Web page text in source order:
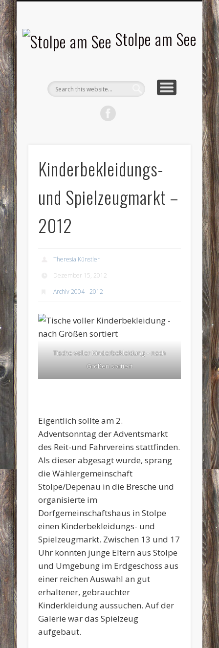
Stolpe am See
Kinderbekleidungs-
und Spielzeugmarkt –
2012
Theresia Künstler
Dezember 15, 2012
Archiv 2004 - 2012
Tische voller Kinderbekleidung – nach
Größen sortiert
Eigentlich sollte am 2.
Adventsonntag der Adventsmarkt
des Reit-und Fahrvereins stattfinden.
Als dieser abgesagt wurde, sprang
die Wählergemeinschaft
Stolpe/Depenau in die Bresche und
organisierte im
Dorfgemeinschaftshaus in Stolpe
einen Kinderbekleidungs- und
Spielzeugmarkt. Zwischen 13 und 17
Uhr konnten junge Eltern aus Stolpe
und Umgebung im Erdgeschoss aus
einer reichen Auswahl an gut
erhaltener, gebrauchter
Kinderkleidung aussuchen. Auf der
Galerie war das Spielzeug
aufgebaut.